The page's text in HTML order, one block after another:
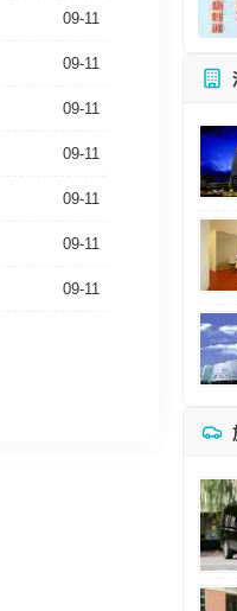
09-11
09-11
09-11
09-11
09-11
09-11
09-11